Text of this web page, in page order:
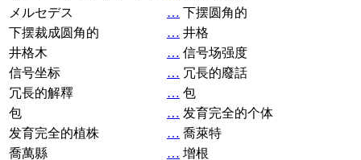
メルセデス
… 下摆圆角的
下摆裁成圆角的
… 井格
井格木
… 信号场强度
信号坐标
… 冗長的廢話
冗長的解釋
… 包
包
… 发育完全的个体
发育完全的植株
… 喬萊特
喬萬縣
… 增根